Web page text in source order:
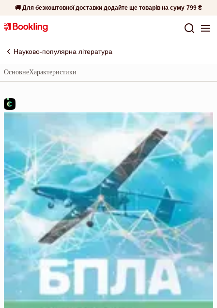
🚚 Для безкоштовної доставки додайте ще товарів на суму 799 ₴
Науково-популярна література
ОсновнеХарактеристики